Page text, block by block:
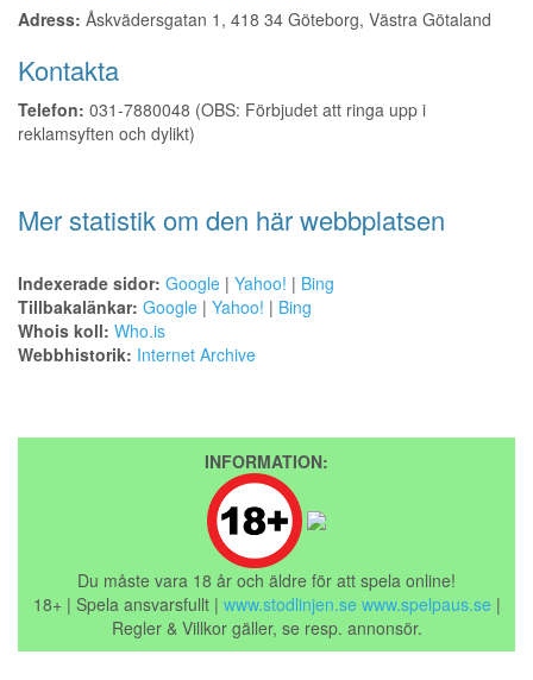
Adress: Åskvädersgatan 1, 418 34 Göteborg, Västra Götaland
Kontakta
Telefon: 031-7880048 (OBS: Förbjudet att ringa upp i
reklamsyften och dylikt)
Mer statistik om den här webbplatsen
Indexerade sidor: Google | Yahoo! | Bing
Tillbakalänkar: Google | Yahoo! | Bing
Whois koll: Who.is
Webbhistorik: Internet Archive
INFORMATION:
Du måste vara 18 år och äldre för att spela online!
18+ | Spela ansvarsfullt | www.stodlinjen.se www.spelpaus.se |
Regler & Villkor gäller, se resp. annonsör.